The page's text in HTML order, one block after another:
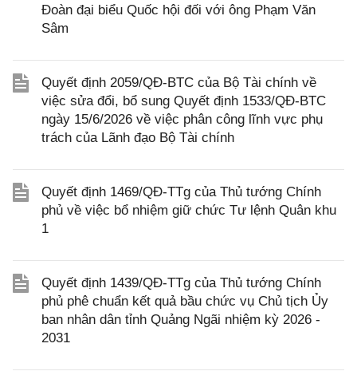
Đoàn đại biểu Quốc hội đối với ông Phạm Văn
Sâm
Quyết định 2059/QĐ-BTC của Bộ Tài chính về
việc sửa đổi, bổ sung Quyết định 1533/QĐ-BTC
ngày 15/6/2026 về việc phân công lĩnh vực phụ
trách của Lãnh đạo Bộ Tài chính
Quyết định 1469/QĐ-TTg của Thủ tướng Chính
phủ về việc bổ nhiệm giữ chức Tư lệnh Quân khu
1
Quyết định 1439/QĐ-TTg của Thủ tướng Chính
phủ phê chuẩn kết quả bầu chức vụ Chủ tịch Ủy
ban nhân dân tỉnh Quảng Ngãi nhiệm kỳ 2026 -
2031